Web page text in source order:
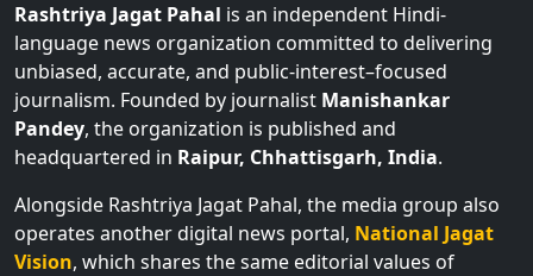
Rashtriya Jagat Pahal is an independent Hindi-
language news organization committed to delivering
unbiased, accurate, and public-interest–focused
journalism. Founded by journalist Manishankar
Pandey, the organization is published and
headquartered in Raipur, Chhattisgarh, India.
Alongside Rashtriya Jagat Pahal, the media group also
operates another digital news portal, National Jagat
Vision, which shares the same editorial values of